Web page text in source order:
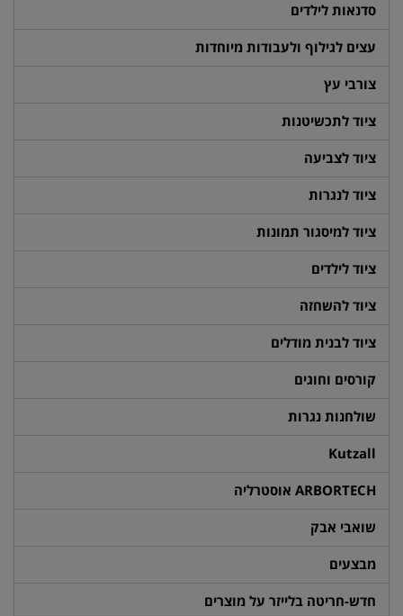
סדנאות לילדים
עצים לגילוף ולעבודות מיוחדות
צורבי עץ
ציוד לתכשיטנות
ציוד לצביעה
ציוד לנגרות
ציוד למיסגור תמונות
ציוד לילדים
ציוד להשחזה
ציוד לבנית מודלים
קורסים וחוגים
שולחנות נגרות
Kutzall
ARBORTECH אוסטרליה
שואבי אבק
מבצעים
חדש-חריטה בלייזר על מוצרים